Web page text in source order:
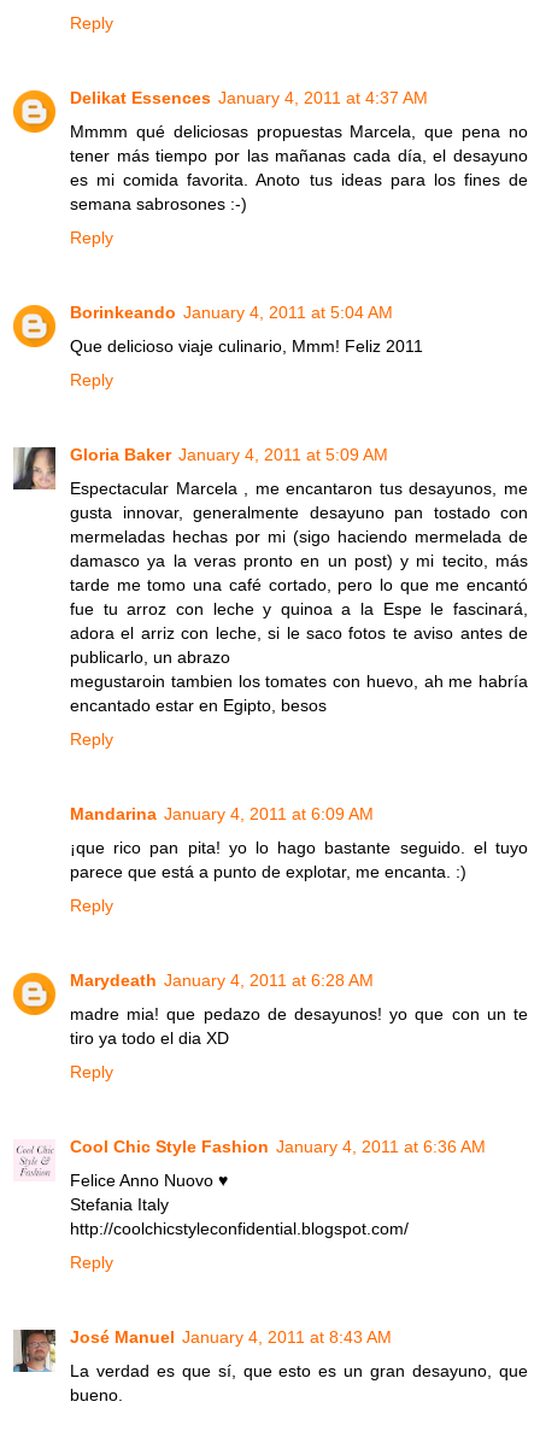
Reply
Delikat Essences January 4, 2011 at 4:37 AM
Mmmm qué deliciosas propuestas Marcela, que pena no
tener más tiempo por las mañanas cada día, el desayuno
es mi comida favorita. Anoto tus ideas para los fines de
semana sabrosones :-)
Reply
Borinkeando January 4, 2011 at 5:04 AM
Que delicioso viaje culinario, Mmm! Feliz 2011
Reply
Gloria Baker January 4, 2011 at 5:09 AM
Espectacular Marcela , me encantaron tus desayunos, me
gusta innovar, generalmente desayuno pan tostado con
mermeladas hechas por mi (sigo haciendo mermelada de
damasco ya la veras pronto en un post) y mi tecito, más
tarde me tomo una café cortado, pero lo que me encantó
fue tu arroz con leche y quinoa a la Espe le fascinará,
adora el arriz con leche, si le saco fotos te aviso antes de
publicarlo, un abrazo
megustaroin tambien los tomates con huevo, ah me habría
encantado estar en Egipto, besos
Reply
Mandarina January 4, 2011 at 6:09 AM
¡que rico pan pita! yo lo hago bastante seguido. el tuyo
parece que está a punto de explotar, me encanta. :)
Reply
Marydeath January 4, 2011 at 6:28 AM
madre mia! que pedazo de desayunos! yo que con un te
tiro ya todo el dia XD
Reply
Cool Chic Style Fashion January 4, 2011 at 6:36 AM
Felice Anno Nuovo ♥
Stefania Italy
http://coolchicstyleconfidential.blogspot.com/
Reply
José Manuel January 4, 2011 at 8:43 AM
La verdad es que sí, que esto es un gran desayuno, que
bueno.